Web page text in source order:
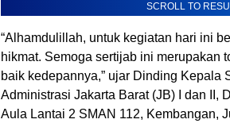
SCROLL TO
“Alhamdulillah, untuk kegiatan hari ini
hikmat. Semoga sertijab ini merupakan
baik kedepannya,” ujar Dinding Kepala
Administrasi Jakarta Barat (JB) I dan II,
Aula Lantai 2 SMAN 112, Kembangan,